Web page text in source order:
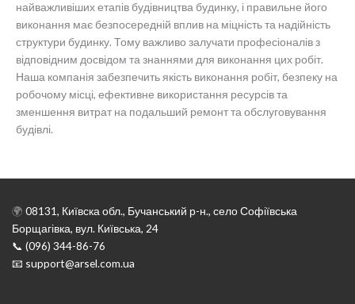
найважливіших етапів будівництва будинку, і правильне його
виконання має безпосередній вплив на міцність та надійність
структури будинку. Тому важливо залучати професіоналів з
відповідним досвідом та знаннями для виконання цих робіт.
Наша компанія забезпечить якість виконання робіт, безпеку на
робочому місці, ефективне використання ресурсів та
зменшення витрат на подальший ремонт та обслуговування
будівлі.
🌍 08131, Київска обл., Бучанський р-н., село Софіївська
Борщагівка, вул. Київська, 24
📞 (096) 344-86-76
📧 support@arsel.com.ua